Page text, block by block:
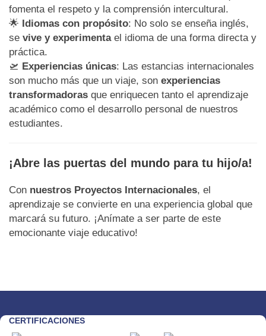
fomenta el respeto y la comprensión intercultural.
🌟 Idiomas con propósito: No solo se enseña inglés,
se vive y experimentael idioma de una forma directa y
práctica.
🛫 Experiencias únicas: Las estancias internacionales
son mucho más que un viaje, son experiencias
transformadoras que enriquecen tanto el aprendizaje
académico como el desarrollo personal de nuestros
estudiantes.
¡Abre las puertas del mundo para tu hijo/a!
Con nuestros Proyectos Internacionales, el
aprendizaje se convierte en una experiencia global que
marcará su futuro. ¡Anímate a ser parte de este
emocionante viaje educativo!
CERTIFICACIONES